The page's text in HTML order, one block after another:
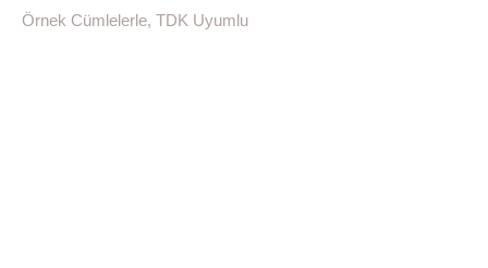
Örnek Cümlelerle, TDK Uyumlu